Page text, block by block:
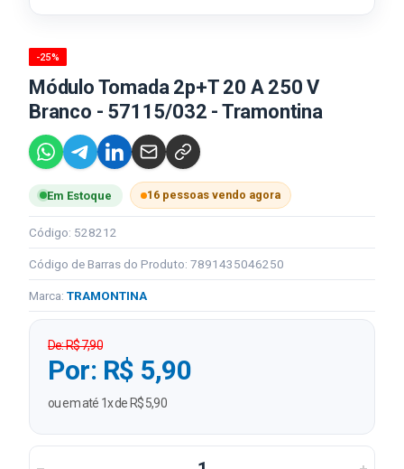
-25%
Módulo Tomada 2p+T 20 A 250 V
Branco - 57115/032 - Tramontina
Em Estoque 16 pessoas vendo agora
Código: 528212
Código de Barras do Produto: 7891435046250
Marca: TRAMONTINA
De: R$ 7,90
Por: R$ 5,90
ou em até 1x de R$ 5,90